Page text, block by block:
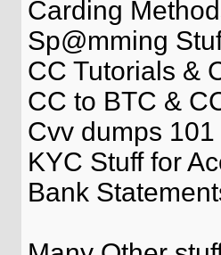
Carding
Sp@mming
CC Tutorials &
CC to BTC &
Cvv dumps
KYC Stuff for
Bank